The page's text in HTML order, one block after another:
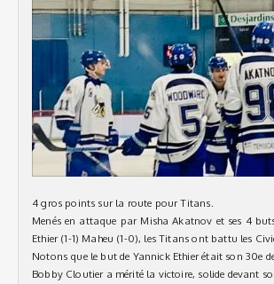
4 gros points sur la route pour Titans.
Menés en attaque par Misha Akatnov et ses 4
Ethier (1-1) Maheu (1-0), les Titans ont battu les
Notons que le but de Yannick Ethier était son 30e
Bobby Cloutier a mérité la victoire, solide devant